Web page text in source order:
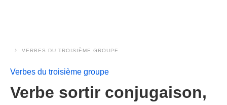
VERBES DU TROISIÈME GROUPE
Verbes du troisième groupe
Verbe sortir conjugaison,